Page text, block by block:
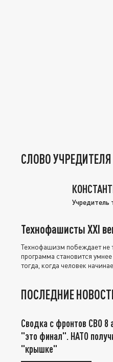
СЛОВО УЧРЕДИТЕЛЯ
Учредитель
Технофашисты XXI
Технофашизм побеждает не
программа становится
тогда, когда человек
ПОСЛЕДНИЕ
Сводка с фронтов СВО 8
"это финал". НАТО
"крышке"